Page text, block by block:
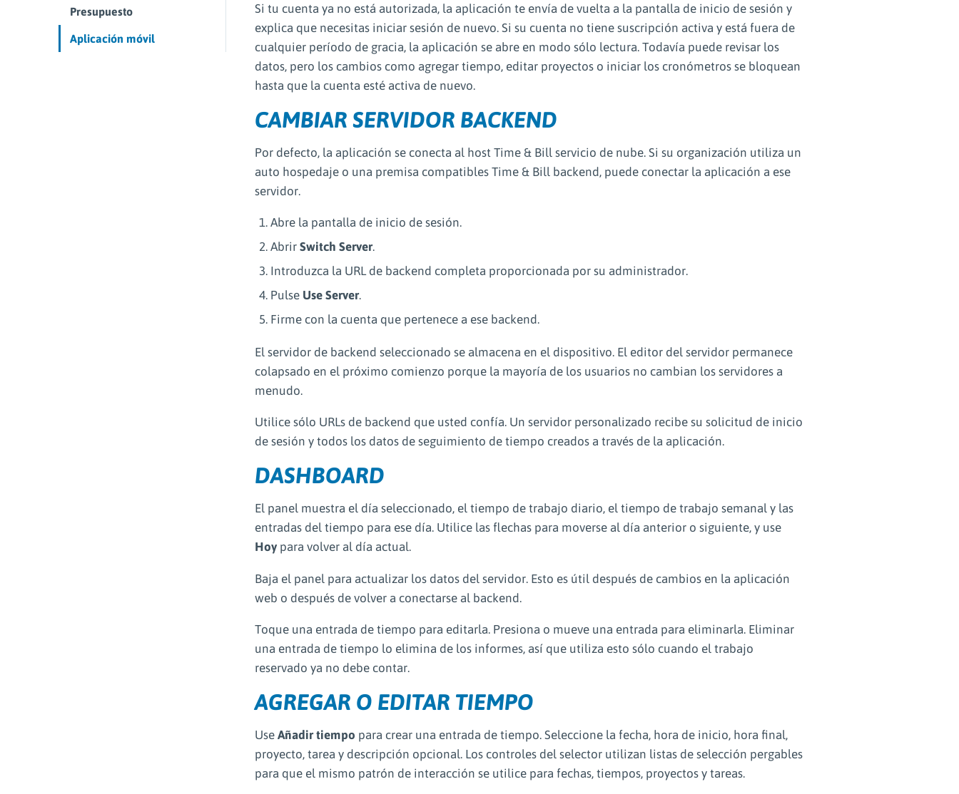
Presupuesto
Aplicación móvil
Si tu cuenta ya no está autorizada, la aplicación te envía de vuelta a la pantalla de inicio de sesión y
explica que necesitas iniciar sesión de nuevo. Si su cuenta no tiene suscripción activa y está fuera de
cualquier período de gracia, la aplicación se abre en modo sólo lectura. Todavía puede revisar los
datos, pero los cambios como agregar tiempo, editar proyectos o iniciar los cronómetros se bloquean
hasta que la cuenta esté activa de nuevo.
CAMBIAR SERVIDOR BACKEND
Por defecto, la aplicación se conecta al host Time & Bill servicio de nube. Si su organización utiliza un
auto hospedaje o una premisa compatibles Time & Bill backend, puede conectar la aplicación a ese
servidor.
Abre la pantalla de inicio de sesión.
Abrir Switch Server.
Introduzca la URL de backend completa proporcionada por su administrador.
Pulse Use Server.
Firme con la cuenta que pertenece a ese backend.
El servidor de backend seleccionado se almacena en el dispositivo. El editor del servidor permanece
colapsado en el próximo comienzo porque la mayoría de los usuarios no cambian los servidores a
menudo.
Utilice sólo URLs de backend que usted confía. Un servidor personalizado recibe su solicitud de inicio
de sesión y todos los datos de seguimiento de tiempo creados a través de la aplicación.
DASHBOARD
El panel muestra el día seleccionado, el tiempo de trabajo diario, el tiempo de trabajo semanal y las
entradas del tiempo para ese día. Utilice las flechas para moverse al día anterior o siguiente, y use
Hoy para volver al día actual.
Baja el panel para actualizar los datos del servidor. Esto es útil después de cambios en la aplicación
web o después de volver a conectarse al backend.
Toque una entrada de tiempo para editarla. Presiona o mueve una entrada para eliminarla. Eliminar
una entrada de tiempo lo elimina de los informes, así que utiliza esto sólo cuando el trabajo
reservado ya no debe contar.
AGREGAR O EDITAR TIEMPO
Use Añadir tiempo para crear una entrada de tiempo. Seleccione la fecha, hora de inicio, hora final,
proyecto, tarea y descripción opcional. Los controles del selector utilizan listas de selección pergables
para que el mismo patrón de interacción se utilice para fechas, tiempos, proyectos y tareas.